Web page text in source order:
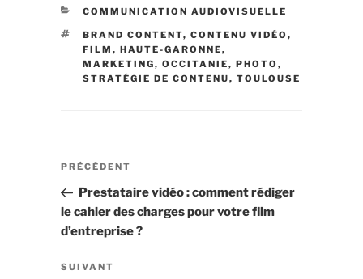
CATÉGORIES
COMMUNICATION AUDIOVISUELLE
ÉTIQUETTES
BRAND CONTENT,CONTENU VIDÉO,
FILM,HAUTE-GARONNE,
MARKETING,OCCITANIE,PHOTO,
STRATÉGIE DE CONTENU,TOULOUSE
Navigation
l’article
Article
précédent
PRÉCÉDENT
Prestataire vidéo : comment rédiger
le cahier des charges pour votre film
d’entreprise ?
Article
SUIVANT